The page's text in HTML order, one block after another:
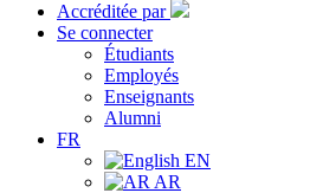
Accréditée par
Se connecter
Étudiants
Employés
Enseignants
Alumni
FR
EN
AR